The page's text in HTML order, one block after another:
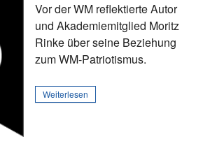
Vor der WM reflektierte Autor
und Akademiemitglied Moritz
Rinke über seine Beziehung
zum WM-Patriotismus.
Weiterlesen